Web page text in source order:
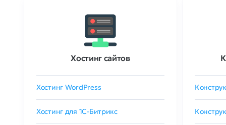
Хостинг сайтов
Хостинг WordPress
Хостинг для 1C-Битрикс